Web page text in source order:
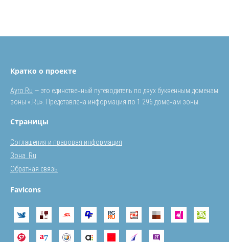
Кратко о проекте
Ayro.Ru — это единственный путеводитель по двух буквенным доменам
зоны «.Ru». Представлена информация по 1 296 доменам зоны.
Страницы
Соглашения и правовая информация
Зона .Ru
Обратная связь
Favicons